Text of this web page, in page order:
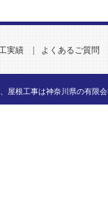
実績 | よくあるご質問
屋根工事は神奈川県の有限